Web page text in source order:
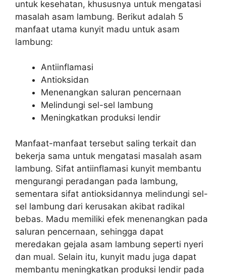
untuk kesehatan, khususnya untuk mengatasi
masalah asam lambung. Berikut adalah 5
manfaat utama kunyit madu untuk asam
lambung:
Antiinflamasi
Antioksidan
Menenangkan saluran pencernaan
Melindungi sel-sel lambung
Meningkatkan produksi lendir
Manfaat-manfaat tersebut saling terkait dan
bekerja sama untuk mengatasi masalah asam
lambung. Sifat antiinflamasi kunyit membantu
mengurangi peradangan pada lambung,
sementara sifat antioksidannya melindungi sel-
sel lambung dari kerusakan akibat radikal
bebas. Madu memiliki efek menenangkan pada
saluran pencernaan, sehingga dapat
meredakan gejala asam lambung seperti nyeri
dan mual. Selain itu, kunyit madu juga dapat
membantu meningkatkan produksi lendir pada